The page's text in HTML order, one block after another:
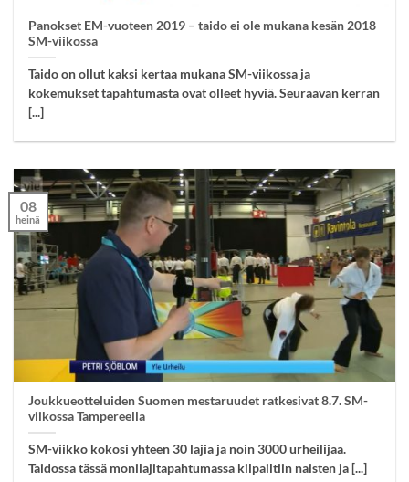
Panokset EM-vuoteen 2019 – taido ei ole mukana kesän 2018
SM-viikossa
Taido on ollut kaksi kertaa mukana SM-viikossa ja
kokemukset tapahtumasta ovat olleet hyviä. Seuraavan kerran
[...]
Joukkueotteluiden Suomen mestaruudet ratkesivat 8.7. SM-
viikossa Tampereella
SM-viikko kokosi yhteen 30 lajia ja noin 3000 urheilijaa.
Taidossa tässä monilajitapahtumassa kilpailtiin naisten ja [...]
08
heinä